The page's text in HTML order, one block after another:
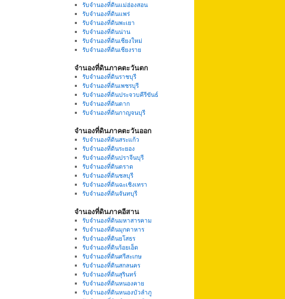
รับจำนองที่ดินแม่ฮ่องสอน
รับจำนองที่ดินแพร่
รับจำนองที่ดินพะเยา
รับจำนองที่ดินน่าน
รับจำนองที่ดินเชียงใหม่
รับจำนองที่ดินเชียงราย
จำนองที่ดินภาคตะวันตก
รับจำนองที่ดินราชบุรี
รับจำนองที่ดินเพชรบุรี
รับจำนองที่ดินประจวบคีรีขันธ์
รับจำนองที่ดินตาก
รับจำนองที่ดินกาญจนบุรี
จำนองที่ดินภาคตะวันออก
รับจำนองที่ดินสระแก้ว
รับจำนองที่ดินระยอง
รับจำนองที่ดินปราจีนบุรี
รับจำนองที่ดินตราด
รับจำนองที่ดินชลบุรี
รับจำนองที่ดินฉะเชิงเทรา
รับจำนองที่ดินจันทบุรี
จำนองที่ดินภาคอีสาน
รับจำนองที่ดินมหาสารคาม
รับจำนองที่ดินมุกดาหาร
รับจำนองที่ดินยโสธร
รับจำนองที่ดินร้อยเอ็ด
รับจำนองที่ดินศรีสะเกษ
รับจำนองที่ดินสกลนคร
รับจำนองที่ดินสุรินทร์
รับจำนองที่ดินหนองคาย
รับจำนองที่ดินหนองบัวลำภู